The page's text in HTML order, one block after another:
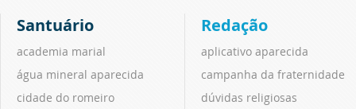
Santuário
academia marial
água mineral aparecida
cidade do romeiro
Redação
aplicativo aparecida
campanha da fraternidade
dúvidas religiosas